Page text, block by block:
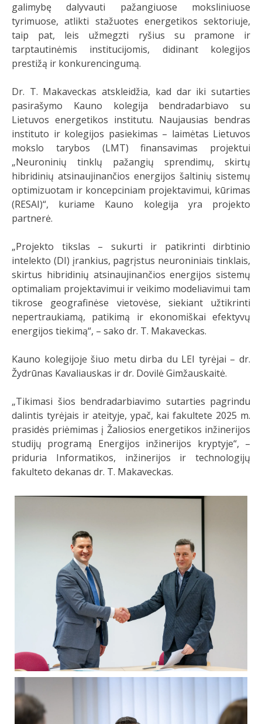
galimybę dalyvauti pažangiuose moksliniuose
tyrimuose, atlikti stažuotes energetikos sektoriuje,
taip pat, leis užmegzti ryšius su pramone ir
tarptautinėmis institucijomis, didinant kolegijos
prestižą ir konkurencingumą.
Dr. T. Makaveckas atskleidžia, kad dar iki sutarties
pasirašymo Kauno kolegija bendradarbiavo su
Lietuvos energetikos institutu. Naujausias bendras
instituto ir kolegijos pasiekimas – laimėtas Lietuvos
mokslo tarybos (LMT) finansavimas projektui
„Neuroninių tinklų pažangių sprendimų, skirtų
hibridinių atsinaujinančios energijos šaltinių sistemų
optimizuotam ir koncepciniam projektavimui, kūrimas
(RESAI)“, kuriame Kauno kolegija yra projekto
partnerė.
„Projekto tikslas – sukurti ir patikrinti dirbtinio
intelekto (DI) įrankius, pagrįstus neuroniniais tinklais,
skirtus hibridinių atsinaujinančios energijos sistemų
optimaliam projektavimui ir veikimo modeliavimui tam
tikrose geografinėse vietovėse, siekiant užtikrinti
nepertraukiamą, patikimą ir ekonomiškai efektyvų
energijos tiekimą“, – sako dr. T. Makaveckas.
Kauno kolegijoje šiuo metu dirba du LEI tyrėjai – dr.
Žydrūnas Kavaliauskas ir dr. Dovilė Gimžauskaitė.
„Tikimasi šios bendradarbiavimo sutarties pagrindu
dalintis tyrėjais ir ateityje, ypač, kai fakultete 2025 m.
prasidės priėmimas į Žaliosios energetikos inžinerijos
studijų programą Energijos inžinerijos kryptyje“, –
priduria Informatikos, inžinerijos ir technologijų
fakulteto dekanas dr. T. Makaveckas.